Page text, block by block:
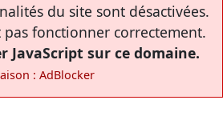
du site sont désactivées.
pas fonctionner correctement.
JavaScript sur ce domaine.
: AdBlocker